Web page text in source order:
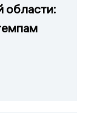
области: